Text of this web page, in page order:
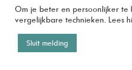
ervaringen
Om je beter en persoonlijker te
vergelijkbare technieken. Lees
Sluit melding